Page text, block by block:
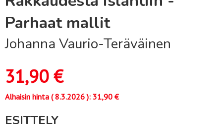
Parhaat mallit
Johanna Vaurio-Teräväinen
31,90€
Alhaisin hinta (8.3.2026): 31,90 €
ESITTELY